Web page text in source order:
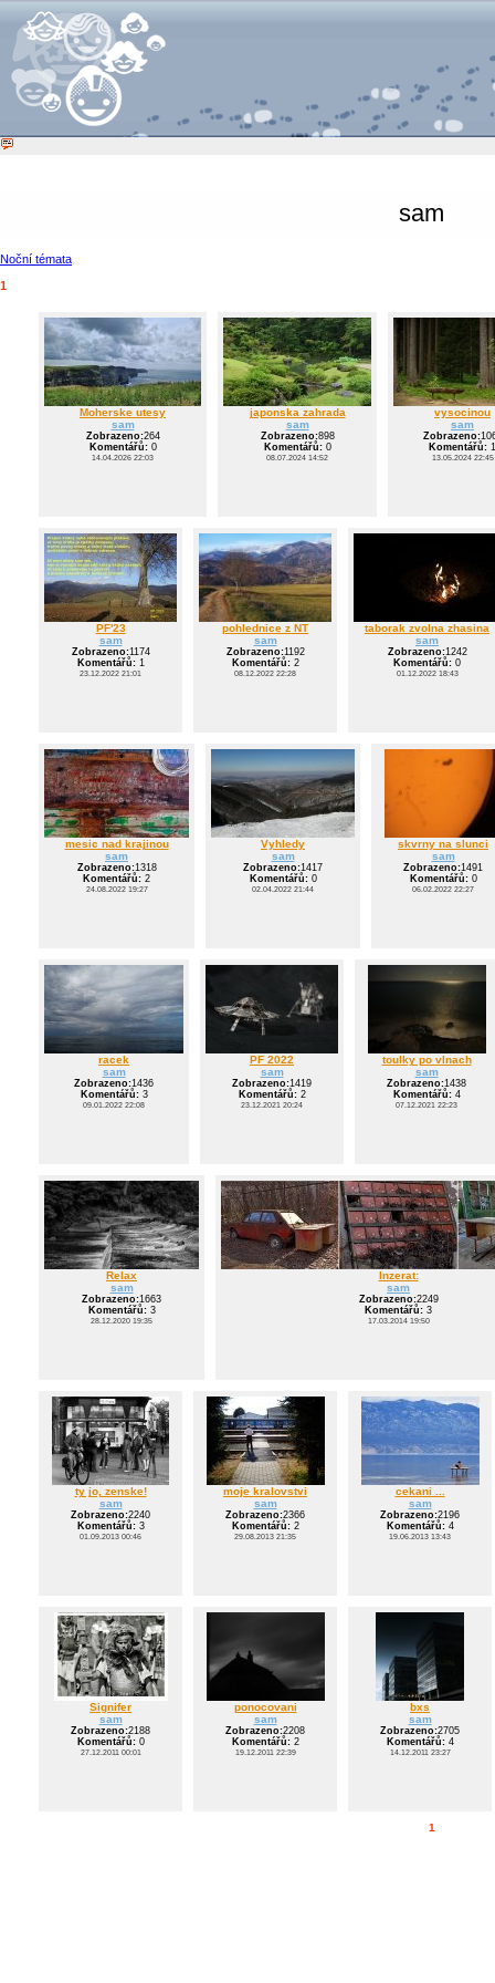
sam
Noční témata
1
Moherske utesy
sam
Zobrazeno:264
Komentářů:0
14.04.2026 22:03
japonska zahrada
sam
Zobrazeno:898
Komentářů:0
08.07.2024 14:52
vysocinou
sam
Zobrazeno:
Komentářů: 1
13.05.2024 22:45
PF'23
sam
Zobrazeno:1174
Komentářů:1
23.12.2022 21:01
pohlednice z NT
sam
Zobrazeno:1192
Komentářů:2
08.12.2022 22:28
taborak zvolna zhasina
sam
Zobrazeno:1242
Komentářů: 0
01.12.2022 18:43
mesic nad krajinou
sam
Zobrazeno:1318
Komentářů: 2
24.08.2022 19:27
Vyhledy
sam
Zobrazeno:1417
Komentářů:0
02.04.2022 21:44
skvrny na slunci
sam
Zobrazeno:1491
Komentářů:0
06.02.2022 22:27
racek
sam
Zobrazeno:1436
Komentářů:3
09.01.2022 22:08
PF 2022
sam
Zobrazeno:1419
Komentářů:2
23.12.2021 20:24
toulky po vlnach
sam
Zobrazeno:1438
Komentářů:4
07.12.2021 22:23
Relax
sam
Zobrazeno:1663
Komentářů:3
28.12.2020 19:35
Inzerat:
sam
Zobrazeno:2249
Komentářů: 3
17.03.2014 19:50
ty jo, zenske!
sam
Zobrazeno:2240
Komentářů:3
01.09.2013 00:46
moje kralovstvi
sam
Zobrazeno:2366
Komentářů:2
29.08.2013 21:35
cekani ...
sam
Zobrazeno:2196
Komentářů:4
19.06.2013 13:43
Signifer
sam
Zobrazeno:2188
Komentářů:0
27.12.2011 00:01
ponocovani
sam
Zobrazeno:2208
Komentářů:2
19.12.2011 22:39
bxs
sam
Zobrazeno:2705
Komentářů:4
14.12.2011 23:27
1